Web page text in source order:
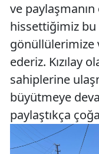
ve
hissettiğimiz
gönüllülerimize
ederiz. Kızılay
sahiplerine
büyütmeye
paylaştıkça